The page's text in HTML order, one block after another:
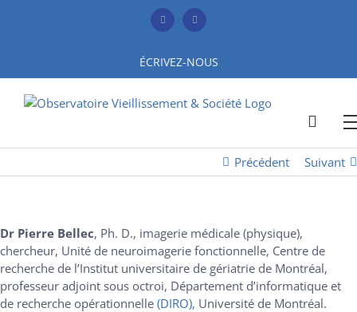
FacebookYouTube
ÉCRIVEZ-NOUS
Précédent Suivant
Dr Pierre Bellec, Ph. D., imagerie médicale (physique),
chercheur, Unité de neuroimagerie fonctionnelle, Centre de
recherche de l’Institut universitaire de gériatrie de Montréal,
professeur adjoint sous octroi, Département d’informatique et
de recherche opérationnelle (DIRO), Université de Montréal.